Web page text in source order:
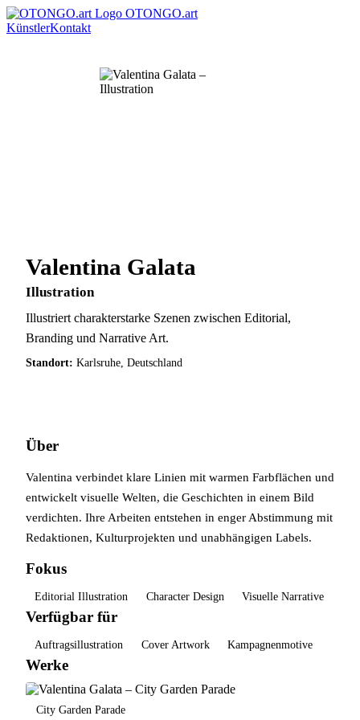
OTONGO.art
KünstlerKontakt
Valentina Galata
Illustration
Illustriert charakterstarke Szenen zwischen Editorial,
Branding und Narrative Art.
Standort: Karlsruhe, Deutschland
Über
Valentina verbindet klare Linien mit warmen Farbflächen und
entwickelt visuelle Welten, die Geschichten in einem Bild
verdichten. Ihre Arbeiten entstehen in enger Abstimmung mit
Redaktionen, Kulturprojekten und unabhängigen Labels.
Fokus
Editorial Illustration Character Design Visuelle Narrative
Verfügbar für
Auftragsillustration Cover Artwork Kampagnenmotive
Werke
City Garden Parade